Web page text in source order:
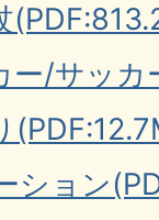
ー/サッカ
ション